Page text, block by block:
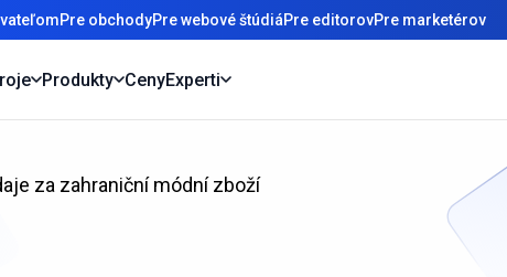
Pre obchodyPre webové štúdiáPre editorovPre marketérov
Produkty CenyExperti
za zahraniční módní zboží